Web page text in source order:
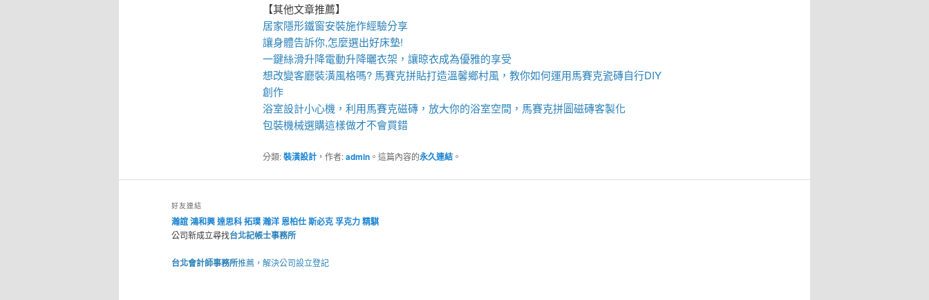
【其他文章推薦】
居家隱形鐵窗安裝施作經驗分享
讓身體告訴你,怎麼選出好床墊!
一鍵絲滑升降電動升降曬衣架 ，讓晾衣成為優雅的享受
想改變客廳裝潢風格嗎? 馬賽克拼貼打造溫馨鄉村風，教你如何運用馬賽克瓷磚自行DIY
創作
浴室設計小心機，利用馬賽克磁磚，放大你的浴室空間， 馬賽克拼圖磁磚客製化
包裝機械選購這樣做才不會買錯
分類:裝潢設計，作者:admin。這篇內容的永久連結。
好友連結
瀚誼鴻和興達思科拓璞瀚洋恩柏仕斯必克孚克力精騏
公司新成立尋找台北記帳士事務所
台北會計師事務所推薦，解決公司設立登記